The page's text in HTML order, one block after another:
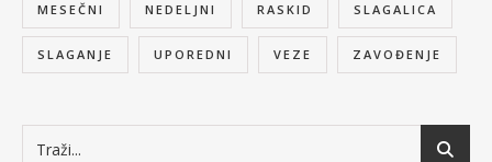
MESEČNI NEDELJNI RASKID SLAGALICA
SLAGANJE UPOREDNI VEZE ZAVOĐENJE